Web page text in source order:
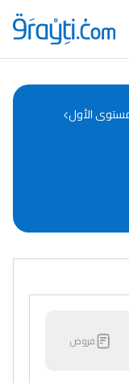
Catégories
d'actualités
الأول
فروض